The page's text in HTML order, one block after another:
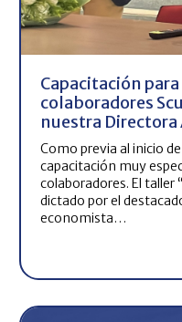
Capacitación
colaboradores
nuestra Directora
Como previa al inicio
capacitación muy
colaboradores. El taller
dictado por el
economista…